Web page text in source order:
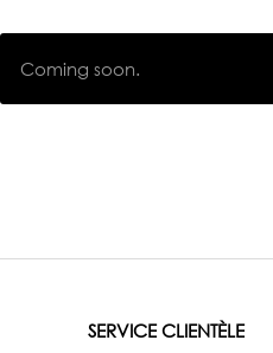
Coming soon.
SERVICE CLIENTÈLE